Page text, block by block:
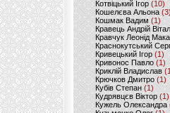
Котвіцький Ігор (10)
Кошелєва Альона(3)
Кошмак Вадим (1)
Кравець Андрій
Кравчук Леонід
Краснокутський
Кривецький Ігор (1)
Кривонос Павло (1)
Криклій Владислав
Крючков Дмитро(1)
Кубів Степан(1)
Кудрявцєв Віктор (1)
Кужель Олександра